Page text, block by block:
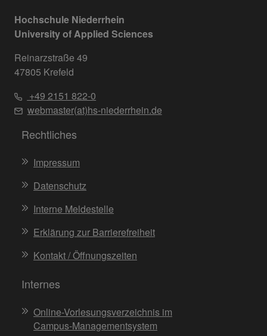
Hochschule Niederrhein
University of Applied Sciences
Reinarzstraße 49
47805 Krefeld
+49 2151 822-0
webmaster(at)hs-niederrhein.de
Rechtliches
Impressum
Datenschutz
Interne Meldestelle
Erklärung zur Barrierefreiheit
Kontakt / Öffnungszeiten
Internes
Online-Vorlesungsverzeichnis im
Campus-Managementsystem